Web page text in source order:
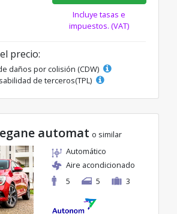
Incluye tasas e
impuestos. (VAT)
precio:
daños por colisión (CDW)
de terceros(TPL)
automat o similar
Automático
Aire acondicionado
5
5 3